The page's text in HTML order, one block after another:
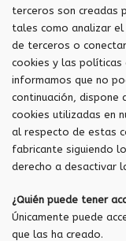
terceros son creadas
tales como analizar
de terceros o
cookies y las políticas
informamos que no
continuación, dispone
cookies utilizadas en
al respecto de estas
fabricante siguiendo
derecho a desactivar
¿Quién puede tener
Únicamente puede
que las ha creado.